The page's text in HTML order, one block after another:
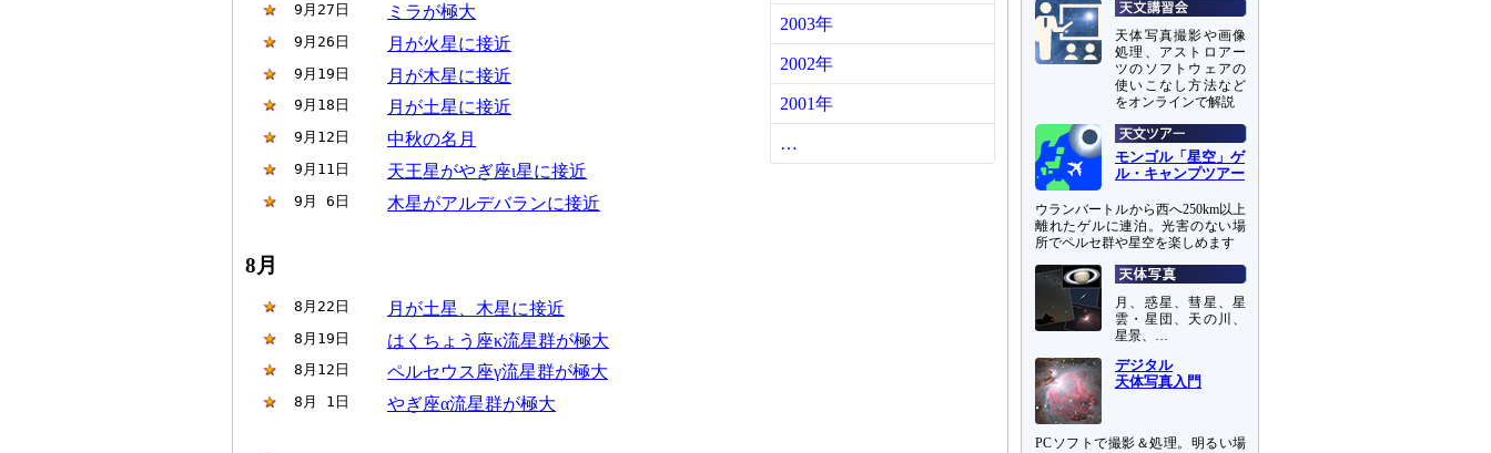
9月27日 ミラが極大
9月26日 月が火星に接近
9月19日 月が木星に接近
9月18日 月が土星に接近
9月12日 中秋の名月
9月11日 天王星がやぎ座ι星に接近
9月 6日 木星がアルデバランに接近
8月
8月22日 月が土星、木星に接近
8月19日 はくちょう座κ流星群が極大
8月12日 ペルセウス座γ流星群が極大
8月 1日 やぎ座α流星群が極大
2003年
2002年
2001年
…
天体写真撮影や画像
処理、アストロアー
ツのソフトウェアの
使いこなし方法など
をオンラインで解説
モンゴル「星空」ゲ
ル・キャンプツアー
ウランバートルから西へ250km以上
離れたゲルに連泊。光害のない場
所でペルセ群や星空を楽しめます
月、惑星、彗星、星
雲・星団、天の川、
星景、…
デジタル
天体写真入門
PCソフトで撮影＆処理。明るい場